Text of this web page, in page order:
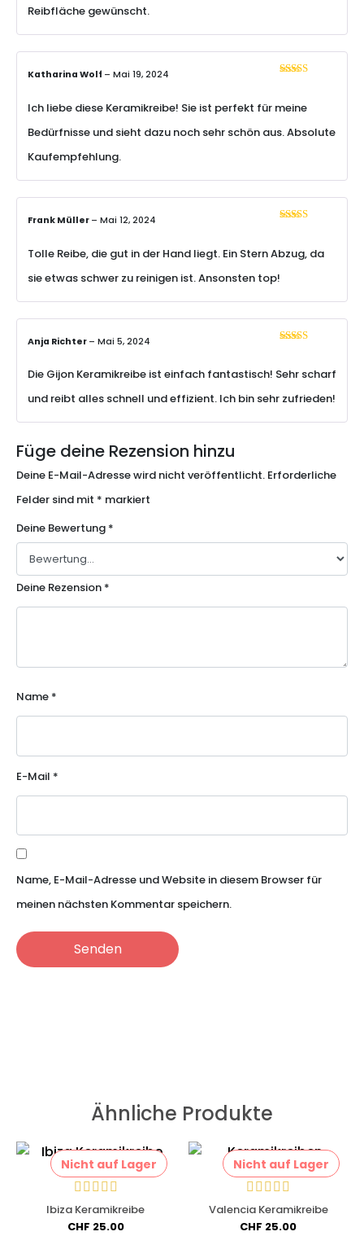
Reibfläche gewünscht.
Katharina Wolf – Mai 19, 2024
Ich liebe diese Keramikreibe! Sie ist perfekt für meine
Bedürfnisse und sieht dazu noch sehr schön aus. Absolute
Kaufempfehlung.
5
Frank Müller – Mai 12, 2024
Tolle Reibe, die gut in der Hand liegt. Ein Stern Abzug, da
sie etwas schwer zu reinigen ist. Ansonsten top!
Anja Richter – Mai 5, 2024
Die Gijon Keramikreibe ist einfach fantastisch! Sehr scharf
und reibt alles schnell und effizient. Ich bin sehr zufrieden!
Füge deine Rezension hinzu
Deine E-Mail-Adresse wird nicht veröffentlicht. Erforderliche
Felder sind mit * markiert
Deine Bewertung *
Deine Rezension *
Name *
E-Mail *
Name, E-Mail-Adresse und Website in diesem Browser für
meinen nächsten Kommentar speichern.
Ähnliche Produkte
Nicht auf Lager
Ibiza Keramikreibe
CHF 25.00
Nicht auf Lager
Valencia Keramikreibe
CHF 25.00